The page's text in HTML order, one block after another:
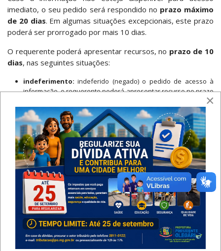
imediato, o seu pedido será respondido no prazo máximo
de 20 dias. Em algumas situações excepcionais, este prazo
poderá ser prorrogado por mais 10 dias.
O requerente poderá apresentar recursos, no prazo de 10
dias, nas seguintes situações:
indeferimento: indeferido (negado) o pedido de acesso à
informação, o requerente poderá apresentar recurso no prazo
omissão:não obtendo resposta nos 30 dias seguintes à
entrada do pedido, o requerente poderá apresentar
reclamação, no prazo de 10 dias, contados a partir do
encerramento do referido prazo.
Ambos os recursos serão destinados ao titular ou dirigente
do órgão ou unidade administrativa (geralmente, o
Secretário da pasta), que deverá se manifestar no prazo de
5 dias.
Se o recurso ou a reclamação não forem aceitos, o
requerente poderá ainda apresentar novo recurso ao
Prefeito Municipal, no prazo máximo de 10 dias, contado da
×